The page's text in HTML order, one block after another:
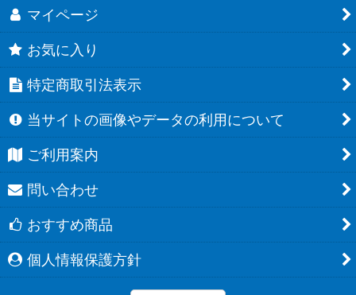
マイページ
お気に入り
特定商取引法表示
当サイトの画像やデータの利用について
ご利用案内
問い合わせ
おすすめ商品
個人情報保護方針